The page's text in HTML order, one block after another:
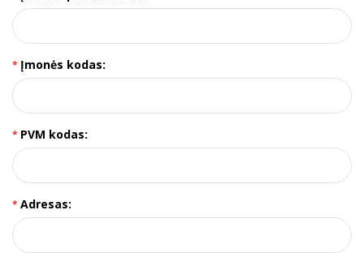
Įmonės kodas:
PVM kodas:
Adresas: